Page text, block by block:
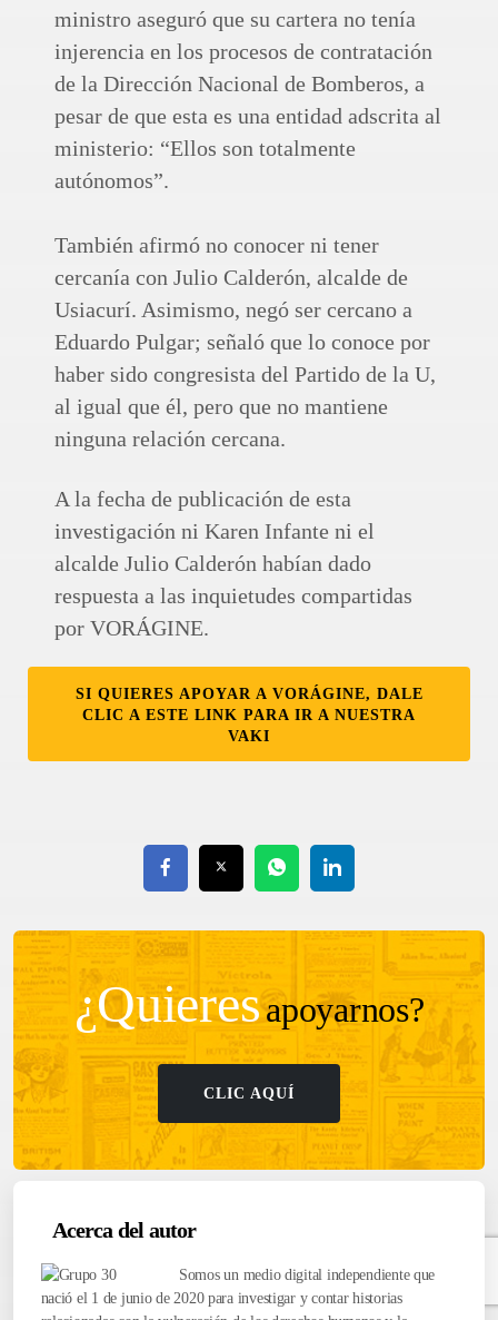
ministro aseguró que su cartera no tenía
injerencia en los procesos de contratación
de la Dirección Nacional de Bomberos, a
pesar de que esta es una entidad adscrita al
ministerio: “Ellos son totalmente
autónomos”.
También afirmó no conocer ni tener
cercanía con Julio Calderón, alcalde de
Usiacurí. Asimismo, negó ser cercano a
Eduardo Pulgar; señaló que lo conoce por
haber sido congresista del Partido de la U,
al igual que él, pero que no mantiene
ninguna relación cercana.
A la fecha de publicación de esta
investigación ni Karen Infante ni el
alcalde Julio Calderón habían dado
respuesta a las inquietudes compartidas
por VORÁGINE.
SI QUIERES APOYAR A VORÁGINE, DALE
CLIC A ESTE LINK PARA IR A NUESTRA
VAKI
¿Quieresapoyarnos?
CLIC AQUÍ
Acerca del autor
Somos un medio digital independiente que
nació el 1 de junio de 2020 para investigar y contar historias